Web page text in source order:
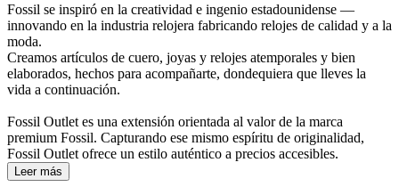
Fossil se inspiró en la creatividad e ingenio estadounidense —
innovando en la industria relojera fabricando relojes de calidad y a la
moda.
Creamos artículos de cuero, joyas y relojes atemporales y bien
elaborados, hechos para acompañarte, dondequiera que lleves la
vida a continuación.
Fossil Outlet es una extensión orientada al valor de la marca
premium Fossil. Capturando ese mismo espíritu de originalidad,
Fossil Outlet ofrece un estilo auténtico a precios accesibles.
Leer más